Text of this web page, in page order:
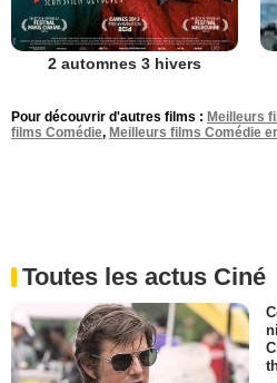
2 automnes 3 hivers
Pour découvrir d'autres films : Meilleurs
films Comédie, Meilleurs films Comédie
Toutes les actus Ciné